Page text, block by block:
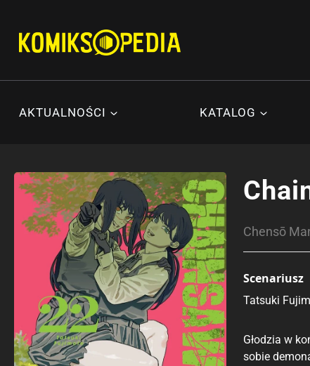
treści
AKTUALNOŚCI KATALOG
Chensō
Scenariusz
Tatsuki
Głodzia w
sobie